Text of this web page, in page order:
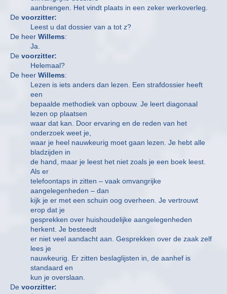
aanbrengen. Het vindt plaats in een zeker werkoverleg.
De voorzitter:
Leest u dat dossier van a tot z?
De heer Willems:
Ja.
De voorzitter:
Helemaal?
De heer Willems:
Lezen is iets anders dan lezen. Een strafdossier heeft
een
bepaalde methodiek van opbouw. Je leert diagonaal
lezen op plaatsen
waar dat kan. Door ervaring en de reden van het
onderzoek weet je,
waar je heel nauwkeurig moet gaan lezen. Je hebt alle
bladzijden in
de hand, maar je leest het niet zoals je een boek leest.
Als er
telefoontaps in zitten – vaak omvangrijke
aangelegenheden – dan
kijk je er met een schuin oog overheen. Je vertrouwt
erop dat je
gesprekken over huishoudelijke aangelegenheden
herkent. Je besteedt
er niet veel aandacht aan. Gesprekken over de zaak zelf
lees je
nauwkeurig. Er zitten beslaglijsten in, de aanhef is
standaard en
kun je overslaan.
De voorzitter: